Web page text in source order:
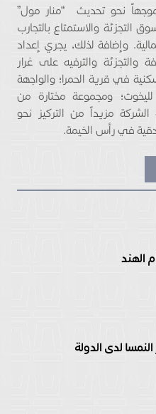
موجهاً نحو تحديث “منار مول”
والاستمتاع بالتجارب
وإضافة لذلك، يجري إعداد
والتجزئة والترفيه على غرار
في قرية الحمرا؛ والواجهة
ومجموعة مختارة من
مزيداً من التركيز نحو
في رأس الخيمة.
الهند
لدى الدولة